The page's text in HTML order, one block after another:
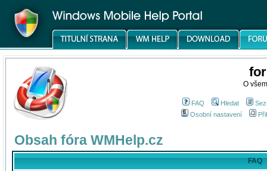
O
FAQ Hledat
Osobní nastavení
Obsah fóra WMHelp.cz
FAQ